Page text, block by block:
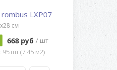
LXP07
см
668 руб / шт
шт (7.45 м2)